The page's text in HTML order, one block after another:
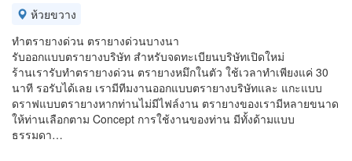
ห้วยขวาง
ทำตรายางด่วน ตรายางด่วนบางนา
รับออกแบบตรายางบริษัท สำหรับจดทะเบียนบริษัทเปิดใหม่
ร้านเรารับทำตรายางด่วน ตรายางหมึกในตัว ใช้เวลาทำเพียงแค่ 30
นาที รอรับได้เลย เรามีทีมงานออกแบบตรายางบริษัทและ แกะแบบ
ดราฟแบบตรายางหากท่านไม่มีไฟล์งาน ตรายางของเรามีหลายขนาด
ให้ท่านเลือกตาม Concept การใช้งานของท่าน มีทั้งด้ามแบบ
ธรรมดา…